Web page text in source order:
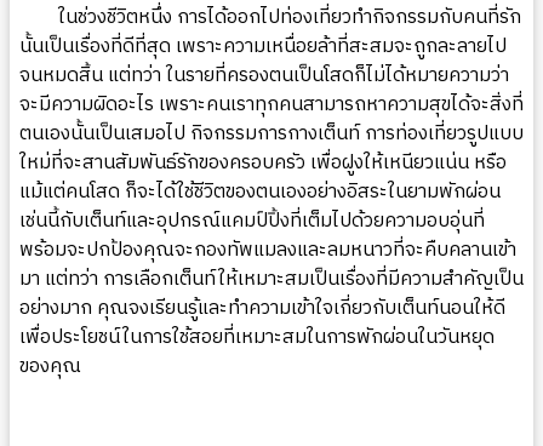
ในช่วงชีวิตหนึ่ง การได้ออกไปท่องเที่ยวทำกิจกรรมกับคนที่รัก
นั้นเป็นเรื่องที่ดีที่สุด เพราะความเหนื่อยล้าที่สะสมจะถูกละลายไป
จนหมดสิ้น แต่ทว่า ในรายที่ครองตนเป็นโสดก็ไม่ได้หมายความว่า
จะมีความผิดอะไร เพราะคนเราทุกคนสามารถหาความสุขได้จะสิ่งที่
ตนเองนั้นเป็นเสมอไป กิจกรรมการกางเต็นท์ การท่องเที่ยวรูปแบบ
ใหม่ที่จะสานสัมพันธ์รักของครอบครัว เพื่อฝูงให้เหนียวแน่น หรือ
แม้แต่คนโสด ก็จะได้ใช้ชีวิตของตนเองอย่างอิสระในยามพักผ่อน
เช่นนี้กับเต็นท์และอุปกรณ์แคมป์ปิ้งที่เต็มไปด้วยความอบอุ่นที่
พร้อมจะปกป้องคุณจะกองทัพแมลงและลมหนาวที่จะคืบคลานเข้า
มา แต่ทว่า การเลือกเต็นท์ให้เหมาะสมเป็นเรื่องที่มีความสำคัญเป็น
อย่างมาก คุณจงเรียนรู้และทำความเข้าใจเกี่ยวกับเต็นท์นอนให้ดี
เพื่อประโยชน์ในการใช้สอยที่เหมาะสมในการพักผ่อนในวันหยุด
ของคุณ